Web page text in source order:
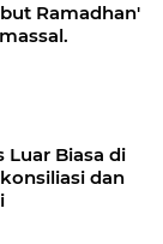
Ramadhan'
Luar Biasa di
dan